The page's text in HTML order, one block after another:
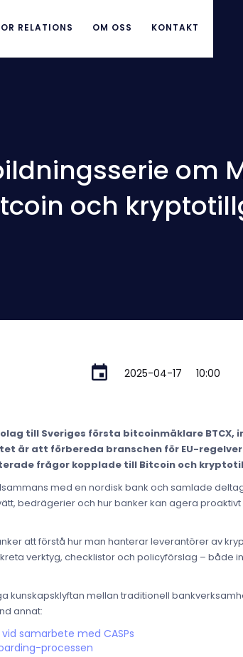
RELATIONS OM OSS KONTAKT
om
och
2025-04-17 10:00
till Sveriges första bitcoinmäklare
är att förbereda branschen för EU-
frågor kopplade till Bitcoin och
med en nordisk bank och samlade
bedrägerier och hur banker kan agera
att förstå hur man hanterar leverantörer av
verktyg, checklistor och policyförslag – både
kunskapsklyftan mellan traditionell
annat:
samarbete med CASPs
processen